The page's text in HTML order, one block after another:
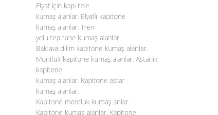
Elyaf için kapı tele
kumaş alanlar. Elyaflı kapitone
kumaş alanlar. Tren
yolu tep tane kumaş alanlar.
Baklava dilim kapitone kumaş alanlar.
Montluk kapitone kumaş alanlar. Astarlık
kapitone
kumaş alanlar. Kapitone astar
kumaş alanlar.
Kapitone montluk kumaş anlar.
Kapitone kumaş alanlar. Kapitone